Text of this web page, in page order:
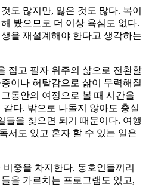
도 많지만, 잃은 것도 많다. 복이
봤으므로 더 이상 욕심도 없다.
을 재설계해야 한다고 생각하는
접고 필자 위주의 삶으로 전환할
이나 허탈감으로 삶이 무력해질
동안의 여정으로 볼 때 시간을
다. 밖으로 나돌지 않아도 충실
들을 찾으면 되기 때문이다. 여행
서도 있고 혼자 할 수 있는 일은
중을 차지한다. 동호인들끼리
을 가르치는 프로그램도 있고,